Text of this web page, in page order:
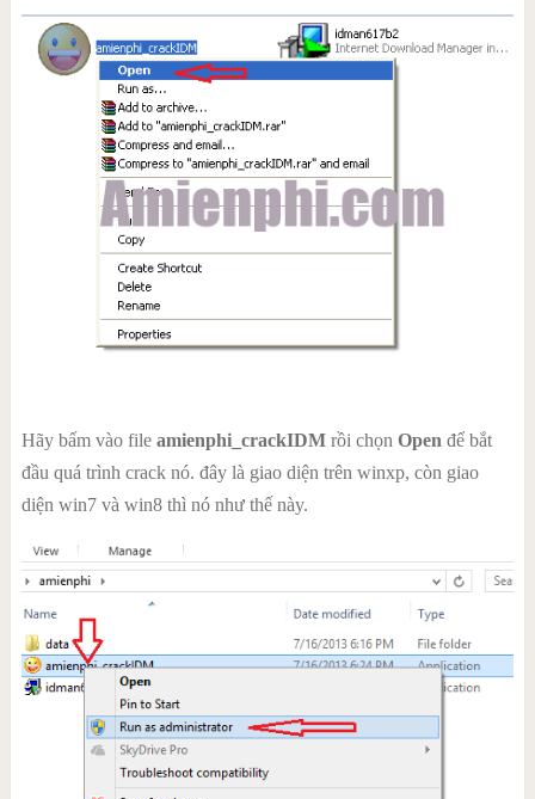
Hãy bấm vào file amienphi_crackIDMrồi chọn Openđể bắt
đầu quá trình crack nó. đây là giao diện trên winxp, còn giao
diện win7 và win8 thì nó như thế này.